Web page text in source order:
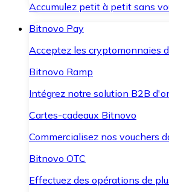
Accumulez petit à petit sans
Bitnovo Pay
Acceptez les cryptomonnaies
Bitnovo Ramp
Intégrez notre solution B2B
Cartes-cadeaux Bitnovo
Commercialisez nos vouchers
Bitnovo OTC
Effectuez des opérations de